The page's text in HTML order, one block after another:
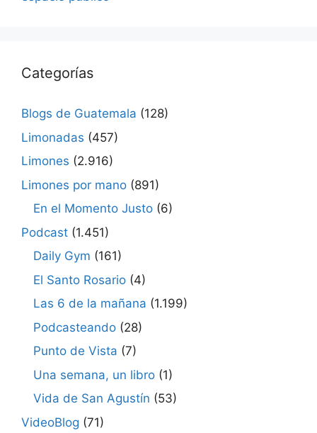
Categorías
Blogs de Guatemala (128)
Limonadas (457)
Limones (2.916)
Limones por mano (891)
En el Momento Justo (6)
Podcast (1.451)
Daily Gym (161)
El Santo Rosario (4)
Las 6 de la mañana (1.199)
Podcasteando (28)
Punto de Vista (7)
Una semana, un libro (1)
Vida de San Agustín (53)
VideoBlog (71)